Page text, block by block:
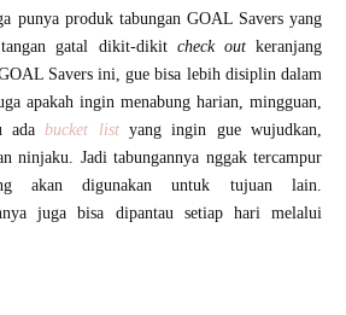
punya produk tabungan GOAL Savers yang
gatal dikit-dikit check outkeranjang
Savers ini, gue bisa lebih disiplin dalam
apakah ingin menabung harian, mingguan,
adabucket listyang ingin gue wujudkan,
ninjaku. Jadi tabungannya nggak tercampur
akan digunakan untuk tujuan lain.
juga bisa dipantau setiap hari melalui